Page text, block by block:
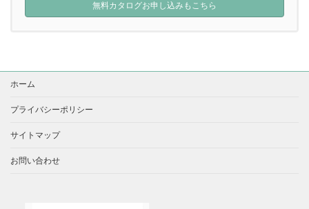
無料カタログお申し込みもこちら
ホーム
プライバシーポリシー
サイトマップ
お問い合わせ